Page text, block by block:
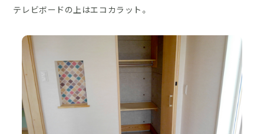
テレビボードの上はエコカラット。